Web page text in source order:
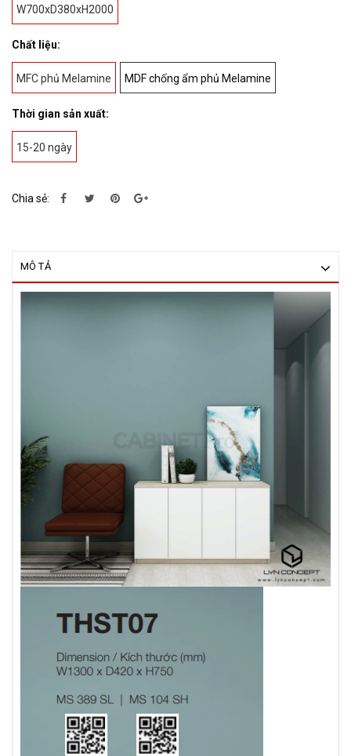
W700xD380xH2000
Chất liệu:
MFC phủ Melamine MDF chống ẩm phủ Melamine
Thời gian sản xuất:
15-20 ngày
Chia sẻ:
MÔ TẢ